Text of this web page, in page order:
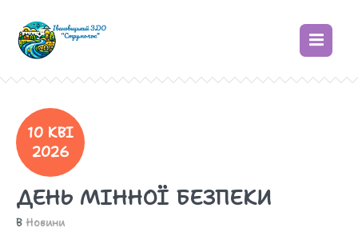
10 КВІ
2026
ДЕНЬ МІННОЇ БЕЗПЕКИ
В Новини